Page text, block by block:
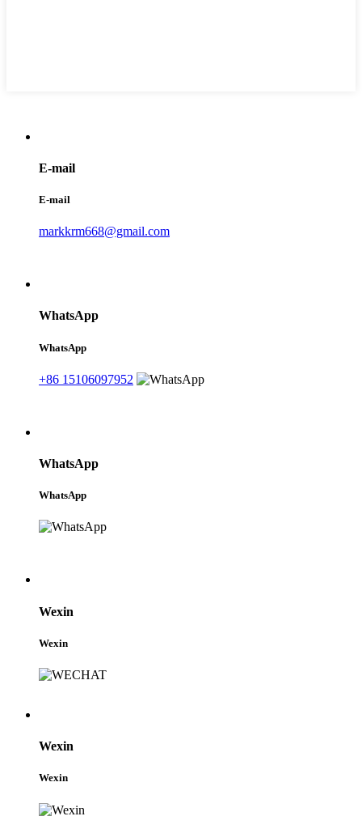
E-mail
E-mail
markkrm668@gmail.com
WhatsApp
WhatsApp
+86 15106097952
WhatsApp
WhatsApp
Wexin
Wexin
Wexin
Wexin